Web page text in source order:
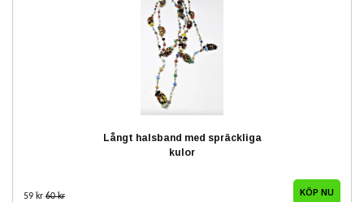
Långt halsband med spräckliga
kulor
59 kr 60 kr